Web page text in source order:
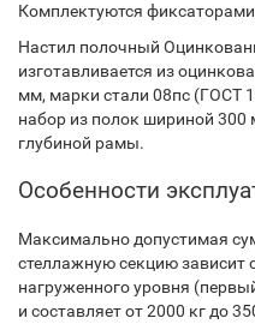
Комплектуются
Настил полочный
изготавливается из
мм, марки стали 08пс (ГОСТ
набор из полок шириной 300
глубиной рамы.
Особенности
Максимально допустимая
стеллажную секцию зависит
нагруженного уровня
и составляет от 2000 кг до